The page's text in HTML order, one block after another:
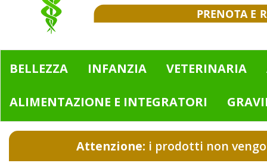
BELLEZZA INFANZIA VETERINARIA
ALIMENTAZIONE E INTEGRATORI
Attenzione: i prodotti non